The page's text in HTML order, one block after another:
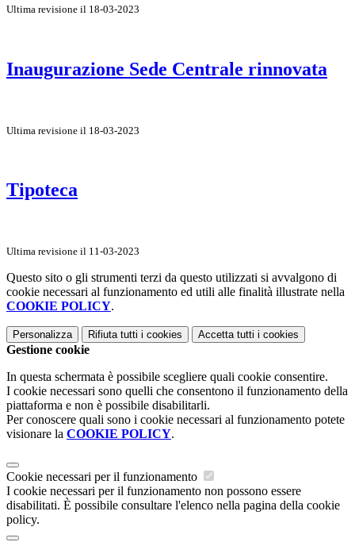
Ultima revisione il 18-03-2023
Inaugurazione Sede Centrale rinnovata
Ultima revisione il 18-03-2023
Tipoteca
Ultima revisione il 11-03-2023
Questo sito o gli strumenti terzi da questo utilizzati si avvalgono di
cookie necessari al funzionamento ed utili alle finalità illustrate nella
COOKIE POLICY.
Personalizza Rifiuta tutti i cookies Accetta tutti i cookies
Gestione cookie
In questa schermata è possibile scegliere quali cookie consentire.
I cookie necessari sono quelli che consentono il funzionamento della
piattaforma e non è possibile disabilitarli.
Per conoscere quali sono i cookie necessari al funzionamento potete
visionare la COOKIE POLICY.
Cookie necessari per il funzionamento
I cookie necessari per il funzionamento non possono essere
disabilitati. È possibile consultare l'elenco nella pagina della cookie
policy.